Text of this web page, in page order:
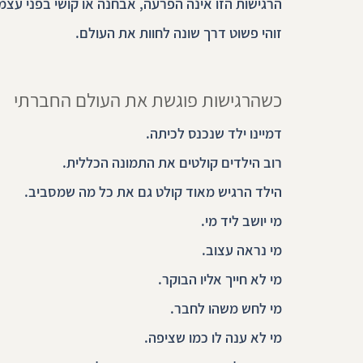
הרגישות הזו אינה הפרעה, אבחנה או קושי בפני
זוהי פשוט דרך שונה לחוות את העולם.
כשהרגישות פוגשת את העולם החברתי
דמיינו ילד שנכנס לכיתה.
רוב הילדים קולטים את התמונה הכללית.
הילד הרגיש מאוד קולט גם את כל מה שמסביב.
מי יושב ליד מי.
מי נראה עצוב.
מי לא חייך אליו הבוקר.
מי לחש משהו לחבר.
מי לא ענה לו כמו שציפה.